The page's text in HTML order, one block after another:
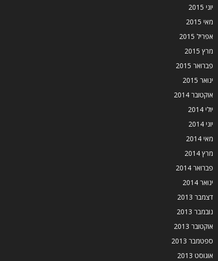
יוני 2015
מאי 2015
אפריל 2015
מרץ 2015
פברואר 2015
ינואר 2015
אוקטובר 2014
יולי 2014
יוני 2014
מאי 2014
מרץ 2014
פברואר 2014
ינואר 2014
דצמבר 2013
נובמבר 2013
אוקטובר 2013
ספטמבר 2013
אוגוסט 2013